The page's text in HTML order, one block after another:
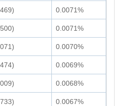
0.0071%
0.0071%
0.0070%
0.0069%
0.0068%
0.0067%